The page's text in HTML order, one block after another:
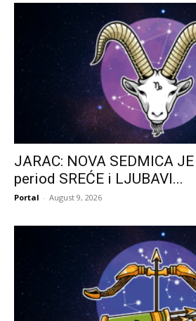
JARAC: NOVA SEDMICA
period SREĆE i LJUBAVI...
Portal - August 9, 2026